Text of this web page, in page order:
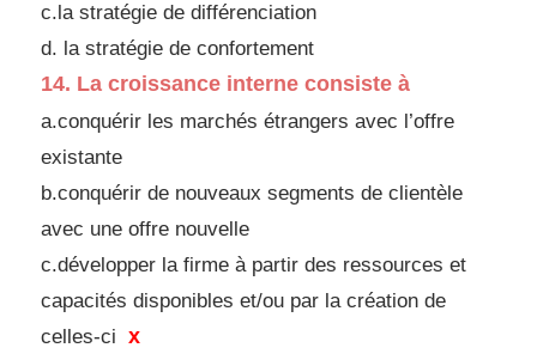
c.la stratégie de différenciation
d. la stratégie de confortement
14. La croissance interne consiste à
a.conquérir les marchés étrangers avec l’offre
existante
b.conquérir de nouveaux segments de clientèle
avec une offre nouvelle
c.développer la firme à partir des ressources et
capacités disponibles et/ou par la création de
celles-ci x